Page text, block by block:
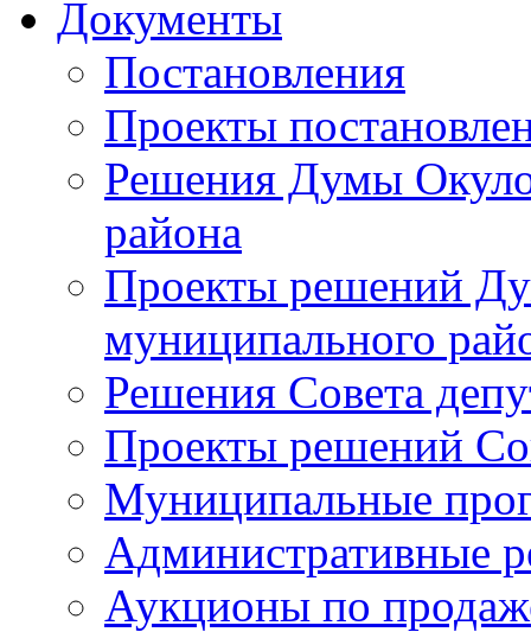
Документы
Постановления
Проекты
Решения Думы
района
Проекты решений
муниципального
Решения Совета
Проекты решений
Муниципальные
Административные
Аукционы по